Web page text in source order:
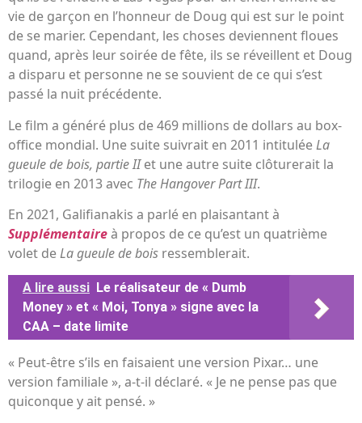
vie de garçon en l’honneur de Doug qui est sur le point
de se marier. Cependant, les choses deviennent floues
quand, après leur soirée de fête, ils se réveillent et Doug
a disparu et personne ne se souvient de ce qui s’est
passé la nuit précédente.
Le film a généré plus de 469 millions de dollars au box-
office mondial. Une suite suivrait en 2011 intituléeLa
gueule de bois, partie IIet une autre suite clôturerait la
trilogie en 2013 avec The Hangover Part III.
En 2021, Galifianakis a parlé en plaisantant à
Supplémentaireà propos de ce qu’est un quatrième
volet deLa gueule de bois ressemblerait.
A lire aussi Le réalisateur de « Dumb
Money » et « Moi, Tonya » signe avec la
CAA – date limite
« Peut-être s’ils en faisaient une version Pixar… une
version familiale », a-t-il déclaré. « Je ne pense pas que
quiconque y ait pensé. »